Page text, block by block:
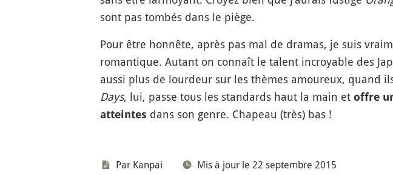
sont pas tombés dans le piège.
Pour être honnête, après pas mal de dramas, je suis
romantique. Autant on connaît le talent incroyable des
aussi plus de lourdeur sur les thèmes amoureux, quand
Days, lui, passe tous les standards haut la main et offre
atteintes dans son genre. Chapeau (très) bas !
Par Kanpai Mis à jour le 22 septembre 2015